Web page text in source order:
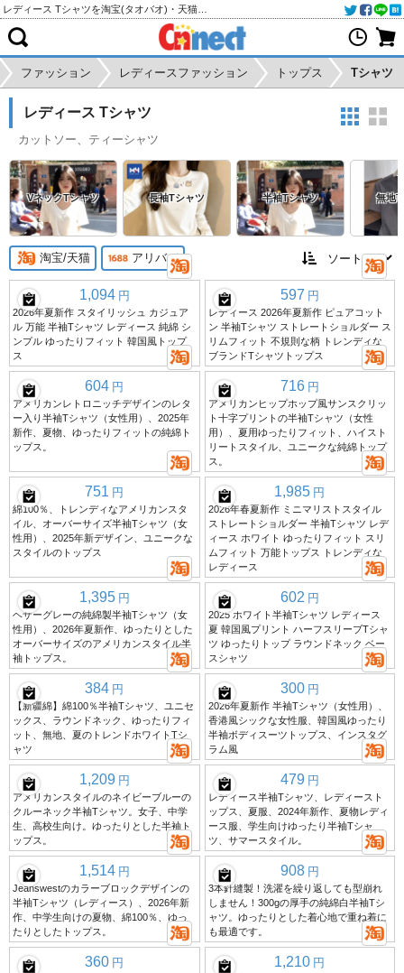
ファッション レディースファッション トップス Tシャツ
レディース Tシャツ
カットソー、ティーシャツ
VネックTシャツ 長袖Tシャツ 半袖Tシャツ 無地T
淘宝/天猫 アリババ
1,094 円
2026年夏新作 スタイリッシュ カジュア
ル 万能 半袖Tシャツ レディース 純綿 シ
ンプル ゆったりフィット 韓国風トップ
ス
597 円
レディース 2026年夏新作 ピュアコット
ン 半袖Tシャツ ストレートショルダー ス
リムフィット 不規則な柄 トレンディな
ブランドTシャツトップス
604 円
アメリカンレトロニッチデザインのレタ
ー入り半袖Tシャツ（女性用）、2025年
新作、夏物、ゆったりフィットの純綿ト
ップス。
716 円
アメリカンヒップホップ風サンスクリッ
ト十字プリントの半袖Tシャツ（女性
用）、夏用ゆったりフィット、ハイスト
リートスタイル、ユニークな純綿トップ
ス。
751 円
綿100％、トレンディなアメリカンスタ
イル、オーバーサイズ半袖Tシャツ（女
性用）、2025年新デザイン、ユニークな
スタイルのトップス
1,985 円
2026年春夏新作 ミニマリストスタイル
ストレートショルダー 半袖Tシャツ レデ
ィース ホワイト ゆったりフィット スリ
ムフィット 万能トップス トレンディな
レディース
1,395 円
ヘザーグレーの純綿製半袖Tシャツ（女
性用）、2026年夏新作、ゆったりとした
オーバーサイズのアメリカンスタイル半
袖トップス。
602 円
2025 ホワイト半袖Tシャツ レディース
夏 韓国風プリント ハーフスリーブTシャ
ツ ゆったりトップ ラウンドネック ベー
スシャツ
384 円
【新疆綿】綿100％半袖Tシャツ、ユニセ
ックス、ラウンドネック、ゆったりフィ
ット、無地、夏のトレンドホワイトTシ
ャツ
300 円
2026年夏新作 半袖Tシャツ（女性用）、
香港風シックな女性服、韓国風ゆったり
半袖ボディスーツトップス、インスタグ
ラム風
1,209 円
アメリカンスタイルのネイビーブルーの
クルーネック半袖Tシャツ。女子、中学
生、高校生向け。ゆったりとした半袖ト
ップス。
479 円
レディース半袖Tシャツ、レディースト
ップス、夏服、2024年新作、夏物レディ
ース服、学生向けゆったり半袖Tシャ
ツ、サマースタイル。
1,514 円
Jeanswestのカラーブロックデザインの
半袖Tシャツ（レディース）、2026年新
作、中学生向けの夏物、綿100％、ゆっ
たりとしたトップス。
908 円
3本針縫製！洗濯を繰り返しても型崩れ
しません！300gの厚手の純綿白半袖Tシ
ャツ。ゆったりとした着心地で重ね着に
も最適です。
360 円 1,210 円